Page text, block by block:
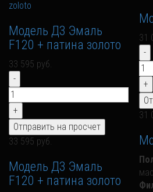
Модель Д3 Эмаль
F120 + патина золото
33 595 руб.
33 595 руб.
Модель Д3 Эмаль
F120 + патина золото
31
31